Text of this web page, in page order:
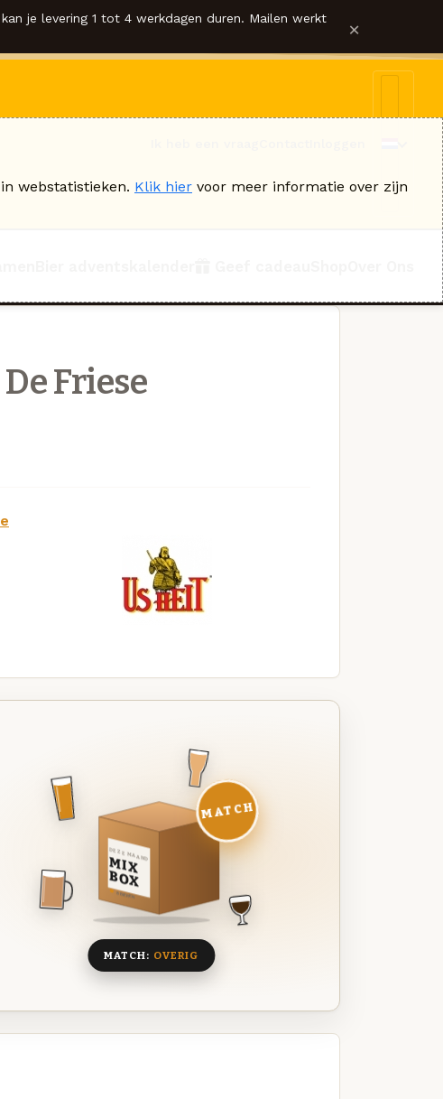
je levering 1 tot 4 werkdagen duren. Mailen werkt ×
Friese
DEZE MAAND
MIX
BOX
8 BIEREN
MATCH
MATCH: OVERIG
webstatistieken. Klik hier voor meer informatie over zijn